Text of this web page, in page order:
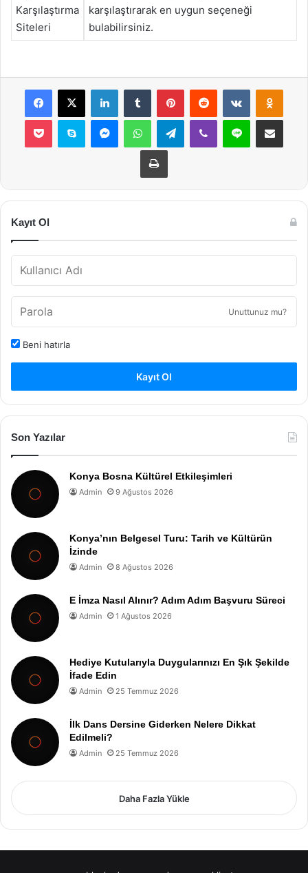
Karşılaştırma
Siteleri
karşılaştırarak en uygun seçeneği
bulabilirsiniz.
Facebook
X LinkedInTumblr PinterestReddit VKontakte
Pocket Skype MessengerWhatsAppTelegramViber Line E-Posta ile
Yazdır
Kayıt Ol
Unuttunuz mu?
Beni hatırla
Kayıt Ol
Son Yazılar
Konya Bosna Kültürel Etkileşimleri
Admin 9 Ağustos 2026
Konya’nın Belgesel Turu: Tarih ve Kültürün
İzinde
Admin 8 Ağustos 2026
E İmza Nasıl Alınır? Adım Adım Başvuru Süreci
Admin 1 Ağustos 2026
Hediye Kutularıyla Duygularınızı En Şık Şekilde
İfade Edin
Admin 25 Temmuz 2026
İlk Dans Dersine Giderken Nelere Dikkat
Edilmeli?
Admin 25 Temmuz 2026
Daha Fazla Yükle